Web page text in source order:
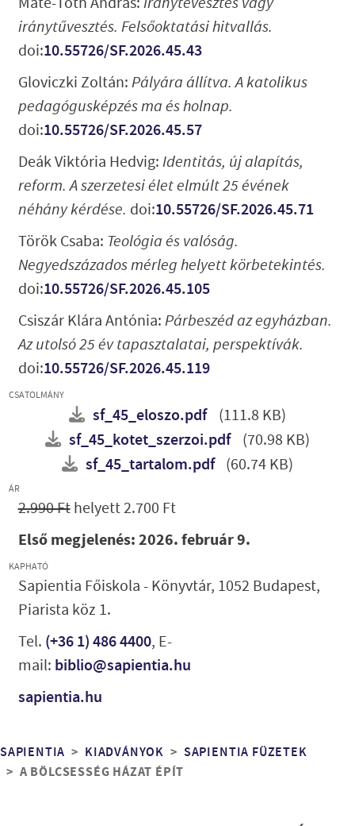
iránytűvesztés. Felsőoktatási hitvallás.
doi:10.55726/SF.2026.45.43
Gloviczki Zoltán: Pályára állítva. A katolikus
pedagógusképzés ma és holnap.
doi:10.55726/SF.2026.45.57
Deák Viktória Hedvig: Identitás, új alapítás,
reform. A szerzetesi élet elmúlt 25 évének
néhány kérdése. doi:10.55726/SF.2026.45.71
Török Csaba: Teológia és valóság.
Negyedszázados mérleg helyett körbetekintés.
doi:10.55726/SF.2026.45.105
Csiszár Klára Antónia: Párbeszéd az egyházban.
Az utolsó 25 év tapasztalatai, perspektívák.
doi:10.55726/SF.2026.45.119
CSATOLMÁNY
sf_45_eloszo.pdf (111.8 KB)
sf_45_kotet_szerzoi.pdf (70.98 KB)
sf_45_tartalom.pdf (60.74 KB)
ÁR
2.990 Fthelyett 2.700 Ft
Első megjelenés: 2026. február 9.
KAPHATÓ
Sapientia Főiskola - Könyvtár, 1052 Budapest,
Piarista köz 1.
Tel. (+36 1) 486 4400, E-
mail: biblio@sapientia.hu
sapientia.hu
Morzsa
SAPIENTIA KIADVÁNYOK SAPIENTIA FÜZETEK
A BÖLCSESSÉG HÁZAT ÉPÍT